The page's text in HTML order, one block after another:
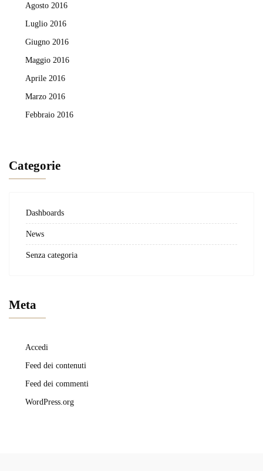
Agosto 2016
Luglio 2016
Giugno 2016
Maggio 2016
Aprile 2016
Marzo 2016
Febbraio 2016
Categorie
Dashboards
News
Senza categoria
Meta
Accedi
Feed dei contenuti
Feed dei commenti
WordPress.org